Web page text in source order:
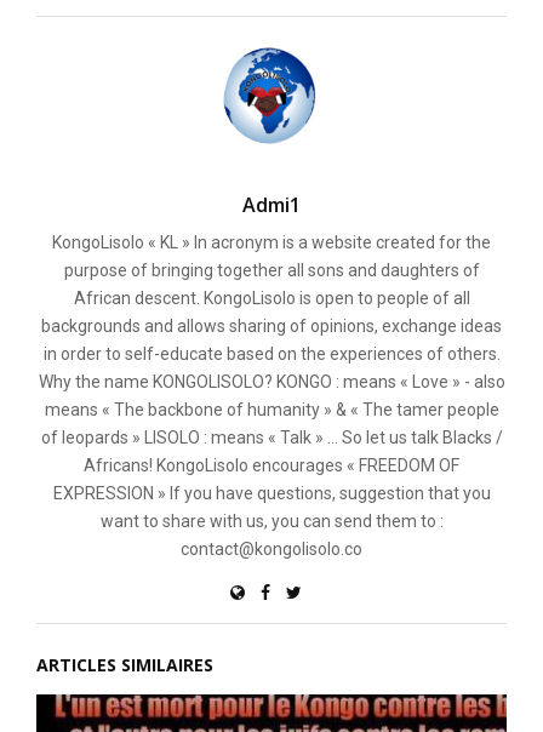
Admi1
KongoLisolo « KL » In acronym is a website created for the
purpose of bringing together all sons and daughters of
African descent. KongoLisolo is open to people of all
backgrounds and allows sharing of opinions, exchange ideas
in order to self-educate based on the experiences of others.
Why the name KONGOLISOLO? KONGO : means « Love » - also
means « The backbone of humanity » & « The tamer people
of leopards » LISOLO : means « Talk » ... So let us talk Blacks /
Africans! KongoLisolo encourages « FREEDOM OF
EXPRESSION » If you have questions, suggestion that you
want to share with us, you can send them to :
contact@kongolisolo.co
ARTICLES SIMILAIRES